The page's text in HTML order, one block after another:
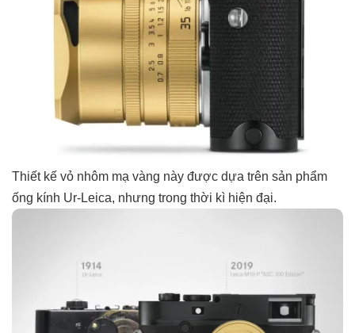
Thiết kế vỏ nhôm mạ vàng này được dựa trên sản phẩm
ống kính Ur-Leica, nhưng trong thời kì hiện đại.